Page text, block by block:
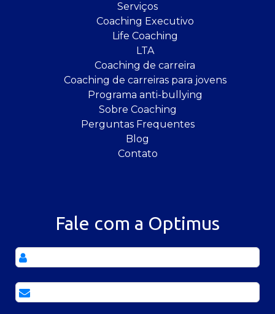
Serviços
Coaching Executivo
Life Coaching
LTA
Coaching de carreira
Coaching de carreiras para jovens
Programa anti-bullying
Sobre Coaching
Perguntas Frequentes
Blog
Contato
Fale com a Optimus